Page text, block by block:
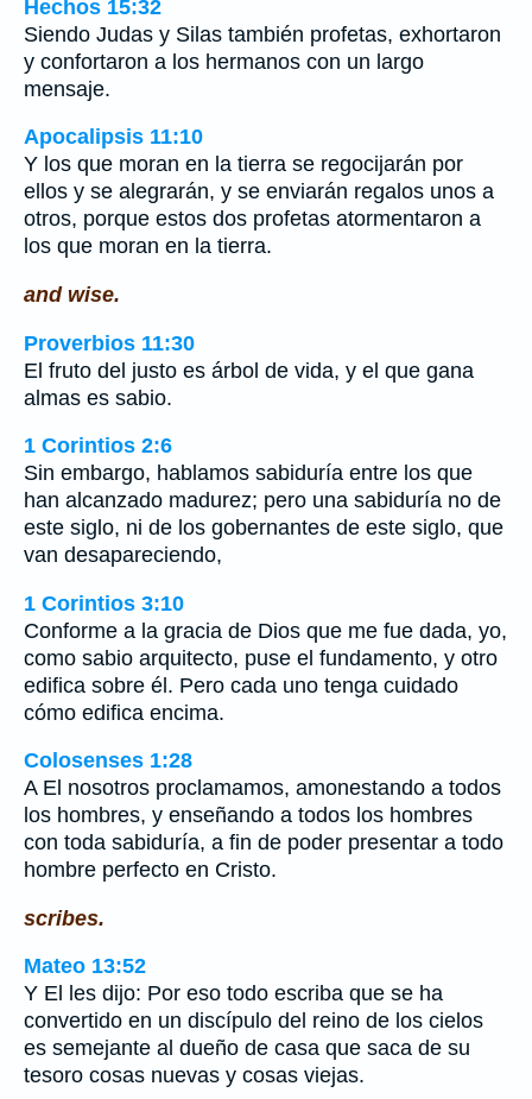
Hechos 15:32
Siendo Judas y Silas también profetas, exhortaron
y confortaron a los hermanos con un largo
mensaje.
Apocalipsis 11:10
Y los que moran en la tierra se regocijarán por
ellos y se alegrarán, y se enviarán regalos unos a
otros, porque estos dos profetas atormentaron a
los que moran en la tierra.
and wise.
Proverbios 11:30
El fruto del justo es árbol de vida, y el que gana
almas es sabio.
1 Corintios 2:6
Sin embargo, hablamos sabiduría entre los que
han alcanzado madurez; pero una sabiduría no de
este siglo, ni de los gobernantes de este siglo, que
van desapareciendo,
1 Corintios 3:10
Conforme a la gracia de Dios que me fue dada, yo,
como sabio arquitecto, puse el fundamento, y otro
edifica sobre él. Pero cada uno tenga cuidado
cómo edifica encima.
Colosenses 1:28
A El nosotros proclamamos, amonestando a todos
los hombres, y enseñando a todos los hombres
con toda sabiduría, a fin de poder presentar a todo
hombre perfecto en Cristo.
scribes.
Mateo 13:52
Y El les dijo: Por eso todo escriba que se ha
convertido en un discípulo del reino de los cielos
es semejante al dueño de casa que saca de su
tesoro cosas nuevas y cosas viejas.